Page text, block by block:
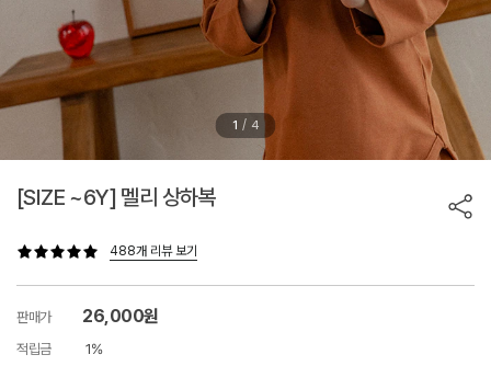
1 / 4
[SIZE ~6Y] 멜리 상하복
488개 리뷰 보기
판매가 26,000원
적립금 1%